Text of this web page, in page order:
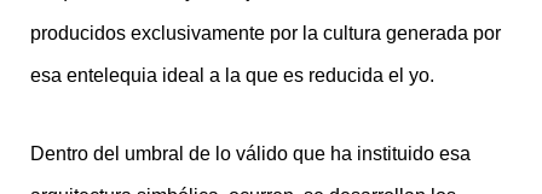
producidos exclusivamente por la cultura generada por
esa entelequia ideal a la que es reducida el yo.
Dentro del umbral de lo válido que ha instituido esa